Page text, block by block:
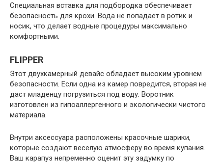
Специальная вставка для подбородка обеспечивает
безопасность для крохи. Вода не попадает в ротик и
носик, что делает водные процедуры максимально
комфортными.
FLIPPER
Этот двухкамерный девайс обладает высоким уровнем
безопасности. Если одна из камер повредится, вторая не
даст младенцу погрузиться под воду. Воротник
изготовлен из гипоаллергенного и экологически чистого
материала.
Внутри аксессуара расположены красочные шарики,
которые создают веселую атмосферу во время купания.
Ваш карапуз непременно оценит эту задумку по